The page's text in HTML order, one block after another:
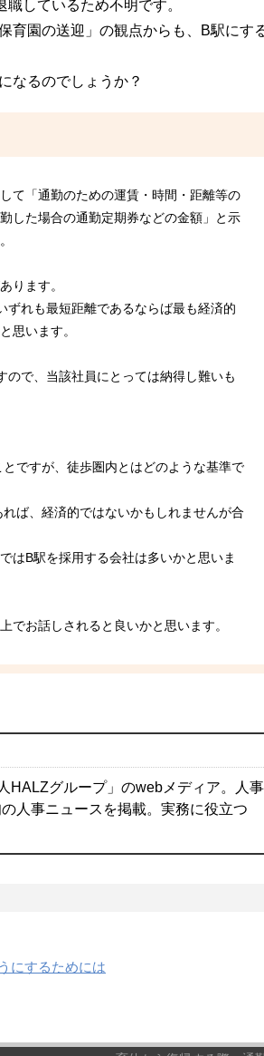
しているため不明です。
育園の送迎」の観点からも、B駅にす
なるのでしょうか？
て「通勤のための運賃・時間・距離等の
した場合の通勤定期券などの金額」と示
ります。
れも最短距離であるならば最も経済的
思います。
で、当該社員にとっては納得し難いも
ですが、徒歩圏内とはどのような基準で
ば、経済的ではないかもしれませんが合
はB駅を採用する会社は多いかと思いま
でお話しされると良いかと思います。
HALZグループ」のwebメディア。人事
人事ニュースを掲載。実務に役立つ
にするためには